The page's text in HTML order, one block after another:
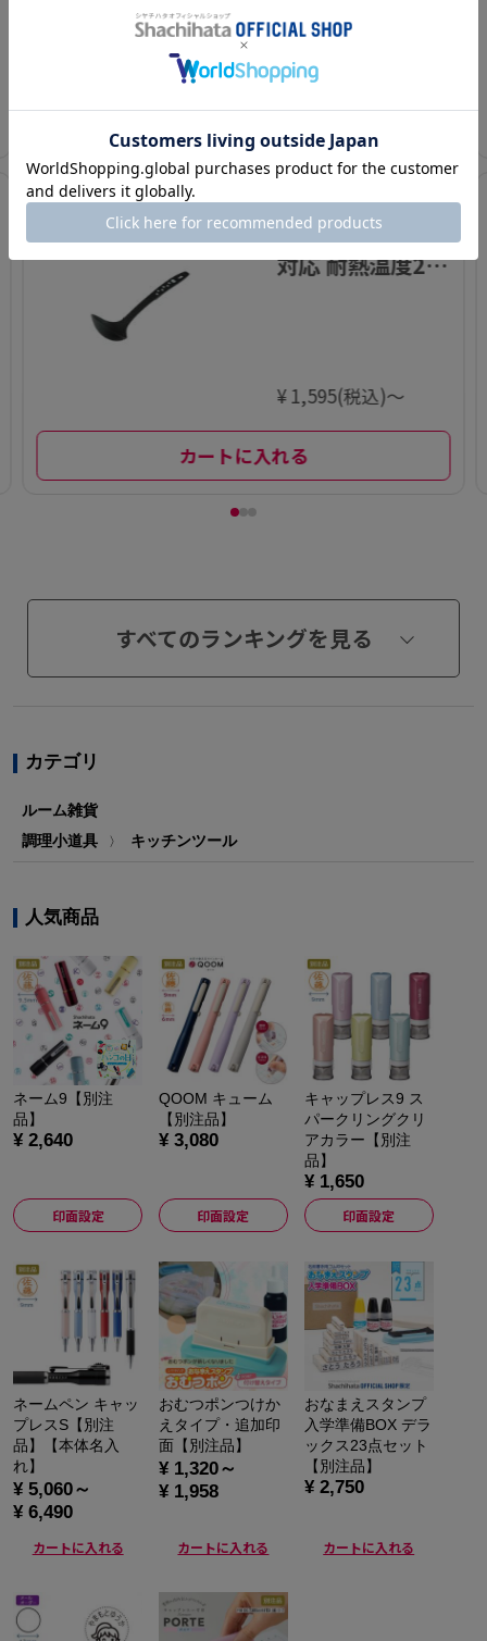
ステンレス
¥ 5,401(税込)～
カートに入れる
3
猫柄 お玉 食洗器
対応 耐熱温度21
¥ 1,595(税込)～
カートに入れる
すべてのランキングを見る
カテゴリ
ルーム雑貨
調理小道具
〉 キッチンツール
人気商品
ネーム9【別注
品】
¥ 2,640
印面設定
QOOM キューム
【別注品】
¥ 3,080
印面設定
キャップレス9 ス
パークリングクリ
アカラー【別注
品】
¥ 1,650
印面設定
ネームペン キャッ
プレスS【別注
品】【本体名入
れ】
¥ 5,060～
¥ 6,490
カートに入れる
おむつポンつけか
えタイプ・追加印
面【別注品】
¥ 1,320～
¥ 1,958
カートに入れる
おなまえスタンプ
入学準備BOX デラ
ックス23点セット
【別注品】
¥ 2,750
カートに入れる